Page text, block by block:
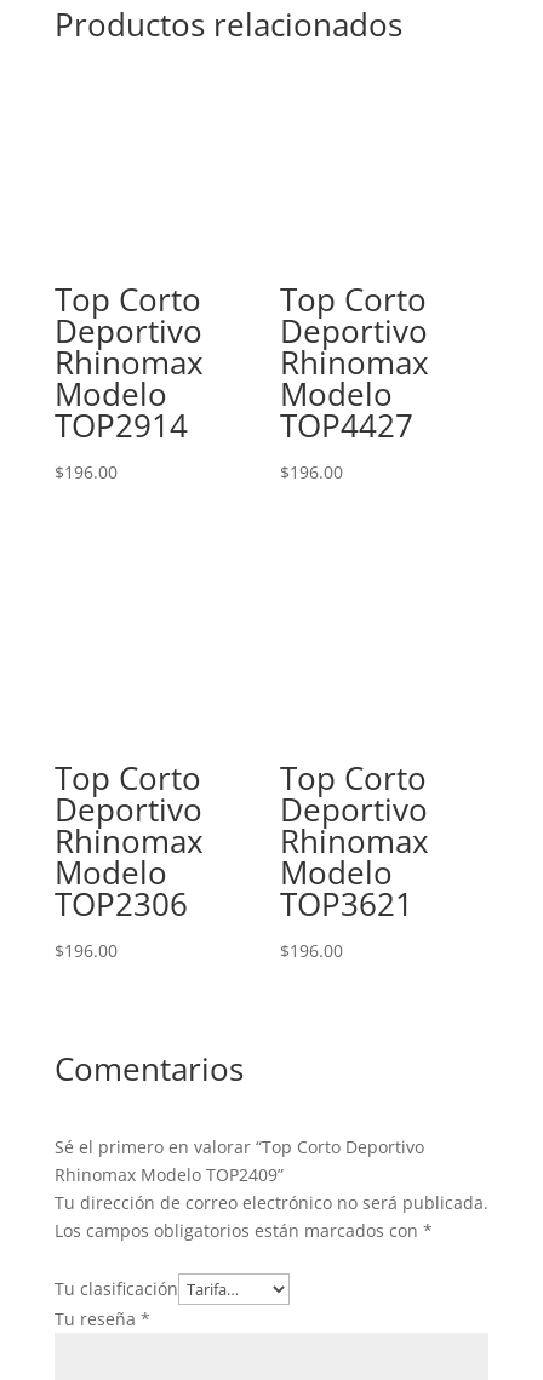
TOP2409
Productos relacionados
Top Corto
Deportivo
Rhinomax
Modelo
TOP2914
$196.00
Top Corto
Deportivo
Rhinomax
Modelo
TOP4427
$196.00
Top Corto
Deportivo
Rhinomax
Modelo
TOP2306
$196.00
Top Corto
Deportivo
Rhinomax
Modelo
TOP3621
$196.00
Comentarios
Sé el primero en valorar “Top Corto Deportivo
Rhinomax Modelo TOP2409”
Tu dirección de correo electrónico no será publicada.
Los campos obligatorios están marcados con *
Tu clasificación
Tu reseña *